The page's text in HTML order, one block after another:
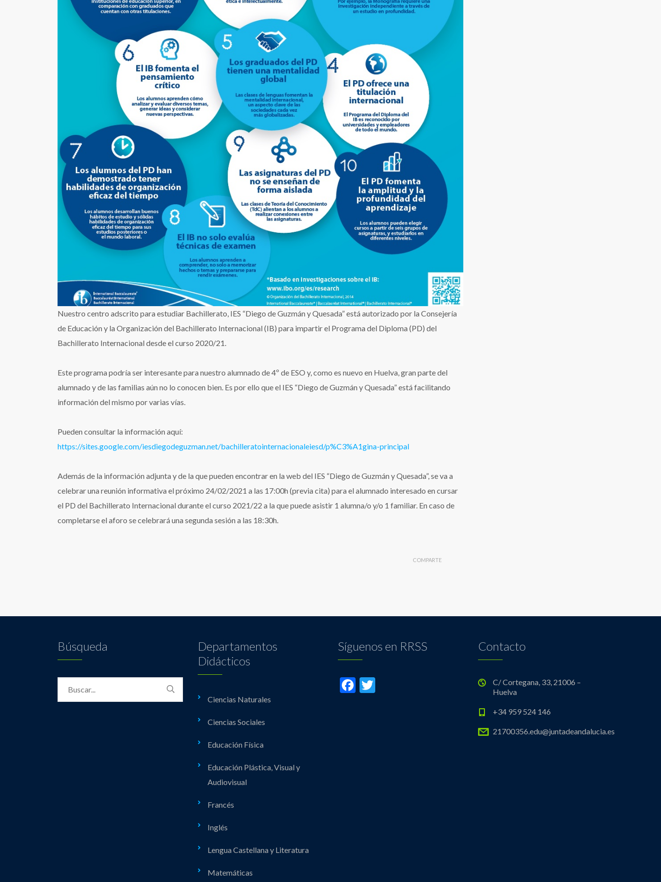
Nuestro centro adscrito para estudiar Bachillerato, IES “Diego de Guzmán y Quesada” está autorizado por la Consejería
de Educación y la Organización del Bachillerato Internacional (IB) para impartir el Programa del Diploma (PD) del
Bachillerato Internacional desde el curso 2020/21.
Este programa podría ser interesante para nuestro alumnado de 4º de ESO y, como es nuevo en Huelva, gran parte del
alumnado y de las familias aún no lo conocen bien. Es por ello que el IES “Diego de Guzmán y Quesada” está facilitando
información del mismo por varias vías.
Pueden consultar la información aquí:
https://sites.google.com/iesdiegodeguzman.net/bachilleratointernacionaleiesd/p%C3%A1gina-principal
Además de la información adjunta y de la que pueden encontrar en la web del IES “Diego de Guzmán y Quesada”, se va a
celebrar una reunión informativa el próximo 24/02/2021 a las 17:00h (previa cita) para el alumnado interesado en cursar
el PD del Bachillerato Internacional durante el curso 2021/22 a la que puede asistir 1 alumna/o y/o 1 familiar. En caso de
completarse el aforo se celebrará una segunda sesión a las 18:30h.
COMPARTE
Búsqueda
Departamentos
Didácticos
Ciencias Naturales
Ciencias Sociales
Educación Física
Educación Plástica, Visual y
Audiovisual
Francés
Inglés
Lengua Castellana y Literatura
Matemáticas
Síguenos en RRSS
Facebook
Contacto
C/ Cortegana, 33, 21006 –
Huelva
+34 959 524 146
21700356.edu@juntadeandalucia.es